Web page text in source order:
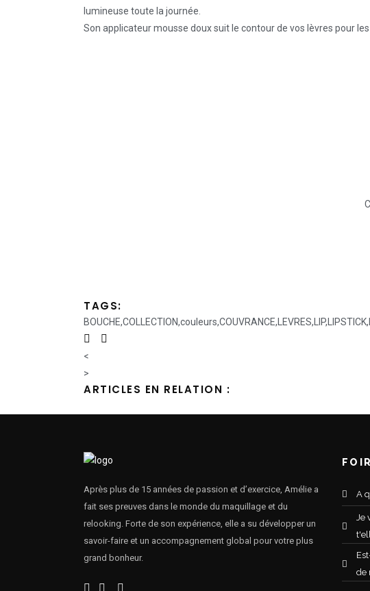
lumineuse toute la journée.
Son applicateur mousse doux suit le contour de vos lèvres pour
TAGS:
BOUCHE,COLLECTION,couleurs,COUVRANCE, LEVRES, LIP, LIPSTICK,
<
>
ARTICLES EN RELATION :
Après plus de 15 années de passion et d’exercice, Amélie a
fait ses preuves dans le monde du maquillage et du
relooking. Forte de son expérience, elle a su développer un
savoir-faire et un accompagnement global pour votre plus
grand bonheur.
A
Je
de